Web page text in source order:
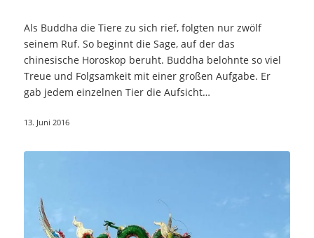
Als Buddha die Tiere zu sich rief, folgten nur zwölf
seinem Ruf. So beginnt die Sage, auf der das
chinesische Horoskop beruht. Buddha belohnte so viel
Treue und Folgsamkeit mit einer großen Aufgabe. Er
gab jedem einzelnen Tier die Aufsicht…
13. Juni 2016